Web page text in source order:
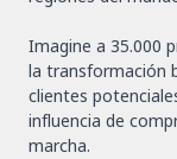
Imagine a 35.000
la transformación
clientes
influencia de
marcha.